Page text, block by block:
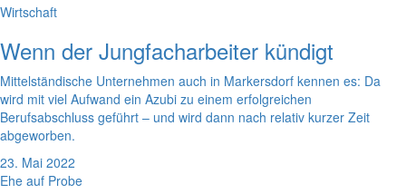
Wirtschaft
Wenn der Jungfacharbeiter kündigt
Mittelständische Unternehmen auch in Markersdorf kennen es: Da
wird mit viel Aufwand ein Azubi zu einem erfolgreichen
Berufsabschluss geführt – und wird dann nach relativ kurzer Zeit
abgeworben.
23. Mai 2022
Ehe auf Probe